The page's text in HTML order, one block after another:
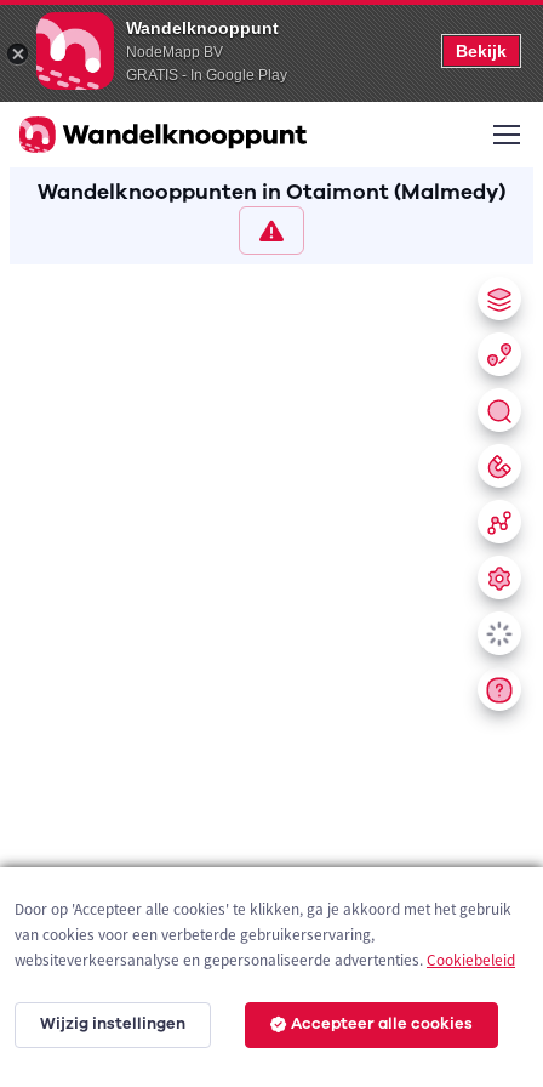
Wandelknooppunt
NodeMapp BV
GRATIS - In Google Play
Bekijk
Wandelknooppunten in Otaimont (Malmedy)
200 m
Door op 'Accepteer alle cookies' te klikken, ga je akkoord met het gebruik
van cookies voor een verbeterde gebruikerservaring,
websiteverkeersanalyse en gepersonaliseerde advertenties.Cookiebeleid
Wijzig instellingen Accepteer alle cookies